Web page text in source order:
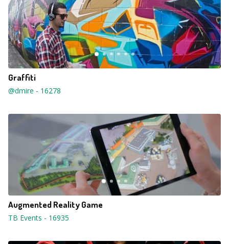
Graffiti
@dmire - 16278
Augmented Reality Game
TB Events - 16935